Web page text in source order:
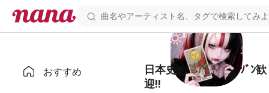
おすすめ
日本史 de 千本桜 ﾕﾆｿﾞﾝ歓
迎‼️